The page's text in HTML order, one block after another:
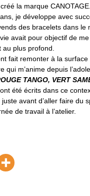
la marque CANOTAGE.
je développe avec
des bracelets dans le
avait pour objectif de
plus profond.
fait remonter à la
qui m’anime depuis
TANGO, VERT
été écrits dans ce
avant d’aller faire du
de travail à l’atelier.